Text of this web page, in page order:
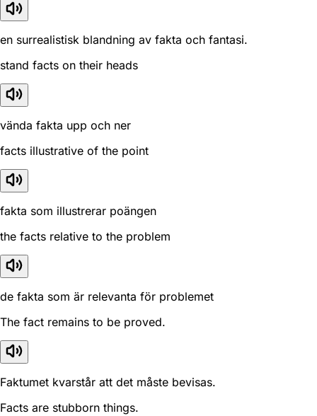
en surrealistisk blandning av fakta och fantasi.
stand facts on their heads
vända fakta upp och ner
facts illustrative of the point
fakta som illustrerar poängen
the facts relative to the problem
de fakta som är relevanta för problemet
The fact remains to be proved.
Faktumet kvarstår att det måste bevisas.
Facts are stubborn things.